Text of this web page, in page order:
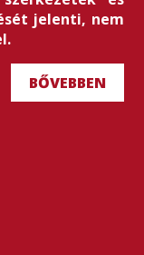
jelenti, nem
BŐVEBBEN